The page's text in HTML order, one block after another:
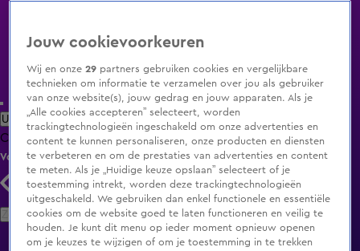
Uitzending Gemist Populaire programma's Zenders Genres
ClipsFilmsRadioSmart TV inlogShop
Volg KIJK
Zoeken
Jouw cookievoorkeuren
Wij en onze29 partners gebruiken cookies en vergelijkbare
technieken om informatie te verzamelen over jou als gebruiker
van onze website(s), jouw gedrag en jouw apparaten. Als je
„Alle cookies accepteren” selecteert, worden
trackingtechnologieën ingeschakeld om onze advertenties en
content te kunnen personaliseren, onze producten en diensten
te verbeteren en om de prestaties van advertenties en content
te meten. Als je „Huidige keuze opslaan” selecteert of je
toestemming intrekt, worden deze trackingtechnologieën
uitgeschakeld. We gebruiken dan enkel functionele en essentiële
cookies om de website goed te laten functioneren en veilig te
houden. Je kunt dit menu op ieder moment opnieuw openen
om je keuzes te wijzigen of om je toestemming in te trekken